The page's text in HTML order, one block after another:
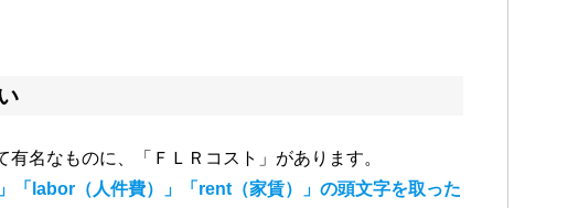
名なものに、「ＦＬＲコスト」があります。
「labor（人件費）」「rent（家賃）」の頭文字を取った